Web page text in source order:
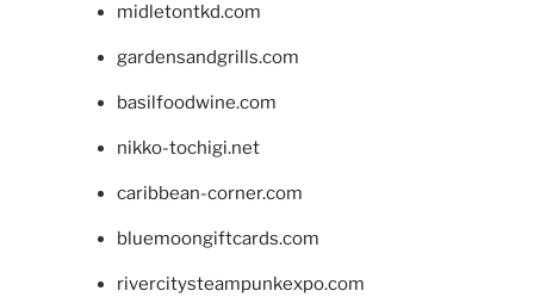
midletontkd.com
gardensandgrills.com
basilfoodwine.com
nikko-tochigi.net
caribbean-corner.com
bluemoongiftcards.com
rivercitysteampunkexpo.com